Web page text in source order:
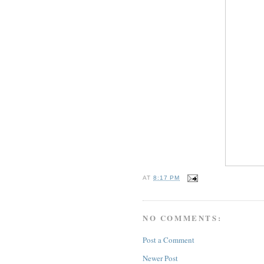
AT8:17 PM
NO COMMENTS:
Post a Comment
Newer Post